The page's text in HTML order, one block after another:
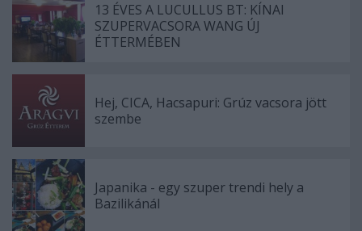
13 ÉVES A LUCULLUS BT: KÍNAI
SZUPERVACSORA WANG ÚJ
ÉTTERMÉBEN
Hej, CICA, Hacsapuri: Grúz vacsora jött
szembe
Japanika - egy szuper trendi hely a
Bazilikánál